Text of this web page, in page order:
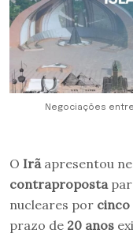
Negociações
O Irã apresentou
contraproposta
nucleares por cinco
prazo de 20 anos